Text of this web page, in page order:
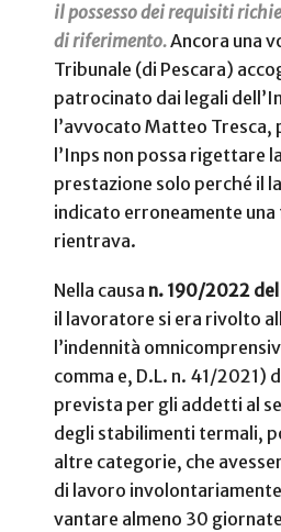
il possesso dei requisiti
di riferimento.Ancora una
Tribunale (di Pescara)
patrocinato dai legali
l’avvocato Matteo Tresca,
l’Inps non possa rigettare
prestazione solo perché il
indicato erroneamente
rientrava.
Nella causa n. 190/2022
il lavoratore si era rivolto
l’indennità
comma e, D.L. n. 41/2021)
prevista per gli addetti al
degli stabilimenti termali,
altre categorie, che
di lavoro
vantare almeno 30